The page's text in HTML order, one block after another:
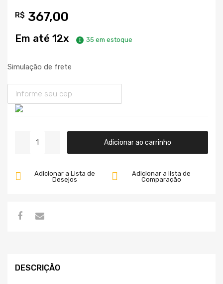
R$ 367,00
Em até 12x 35 em estoque
Simulação de frete
Adicionar ao carrinho
Adicionar a lista de
Comparação
Adicionar a Lista de
Desejos
DESCRIÇÃO